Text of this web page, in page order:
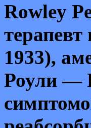
Rowley
терапевт
1933),
Роули —